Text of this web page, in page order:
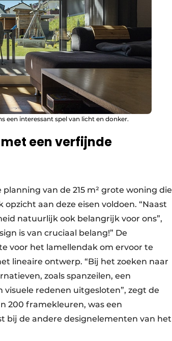
een interessant spel van licht en donker.
een verfijnde
van de 215 m² grote woning die
aan deze eisen voldoen. “Naast
natuurlijk ook belangrijk voor ons”,
is van cruciaal belang!” De
voor het lamellendak om ervoor te
lineaire ontwerp. “Bij het zoeken naar
zoals spanzeilen, een
redenen uitgesloten”, zegt de
200 framekleuren, was een
bij de andere designelementen van het